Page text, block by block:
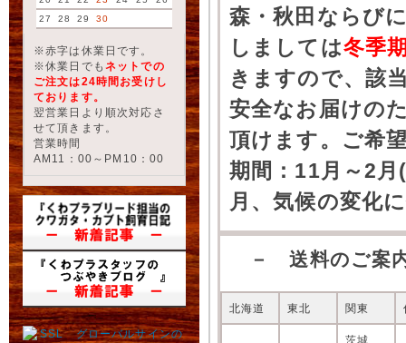
27
28 29 30
※赤字は休業日です。
※休業日でも ネットでの
ご注文は24時間お受けし
ております。
翌営業日より順次対応さ
せて頂きます。
営業時間
AM11：00～PM10：00
森・秋田ならび
しましては冬季
きますので、該
安全なお届けの
頂けます。ご希
期間：11月～2
月、気候の変化
－ 送料のご案
北海道 東北 関東
茨城